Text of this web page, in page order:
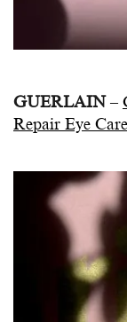
GUERLAIN–
Repair Eye Care